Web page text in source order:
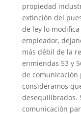
propiedad
extinción del
de ley lo
empleador,
más débil de la
enmiendas 53 y
de comunicación
consideramos
desequilibrados.
comunicación